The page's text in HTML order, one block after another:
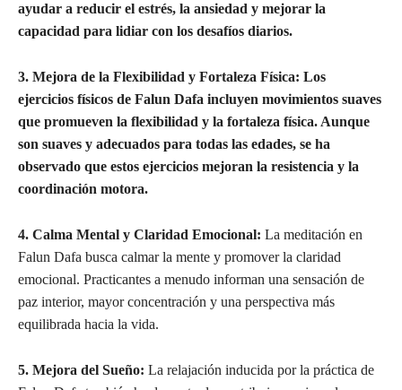
ayudar a reducir el estrés, la ansiedad y mejorar la
capacidad para lidiar con los desafíos diarios.
3. Mejora de la Flexibilidad y Fortaleza Física: Los
ejercicios físicos de Falun Dafa incluyen movimientos suaves
que promueven la flexibilidad y la fortaleza física. Aunque
son suaves y adecuados para todas las edades, se ha
observado que estos ejercicios mejoran la resistencia y la
coordinación motora.
4. Calma Mental y Claridad Emocional: La meditación en
Falun Dafa busca calmar la mente y promover la claridad
emocional. Practicantes a menudo informan una sensación de
paz interior, mayor concentración y una perspectiva más
equilibrada hacia la vida.
5. Mejora del Sueño: La relajación inducida por la práctica de